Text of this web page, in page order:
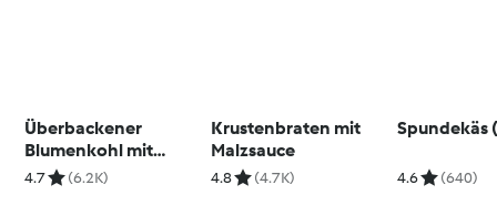
Überbackener
Blumenkohl mit
Ofenkartoffeln und
4.7 (6.2K)
Krustenbraten mit
Malzsauce
4.8 (4.7K)
Spundekäs
4.6 (640)